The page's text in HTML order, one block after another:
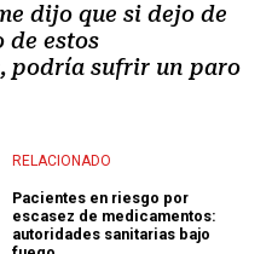
dijo que si dejo de
de estos
podría sufrir un paro
RELACIONADO
Pacientes en riesgo por
escasez de medicamentos:
autoridades sanitarias bajo